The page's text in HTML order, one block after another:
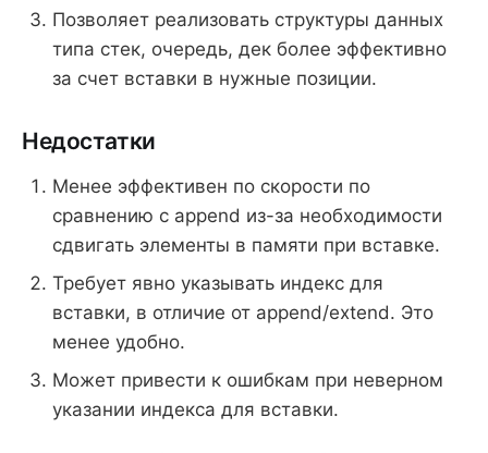
Позволяет реализовать структуры данных
типа стек, очередь, дек более эффективно
за счет вставки в нужные позиции.
Недостатки
Менее эффективен по скорости по
сравнению с append из-за необходимости
сдвигать элементы в памяти при вставке.
Требует явно указывать индекс для
вставки, в отличие от append/extend. Это
менее удобно.
Может привести к ошибкам при неверном
указании индекса для вставки.